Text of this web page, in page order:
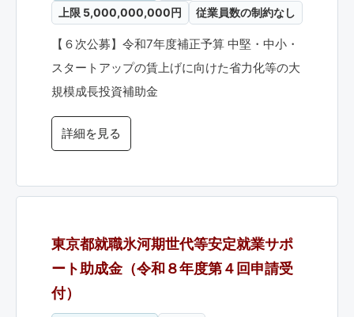
上限 5,000,000,000円 従業員数の制約なし
【６次公募】令和7年度補正予算 中堅・中小・
スタートアップの賃上げに向けた省力化等の大
規模成長投資補助金
詳細を見る
東京都就職氷河期世代等安定就業サポ
ート助成金（令和８年度第４回申請受
付）